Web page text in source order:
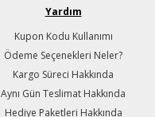
Yardım
Kupon Kodu Kullanımı
Ödeme Seçenekleri Neler?
Kargo Süreci Hakkında
Aynı Gün Teslimat Hakkında
Hediye Paketleri Hakkında